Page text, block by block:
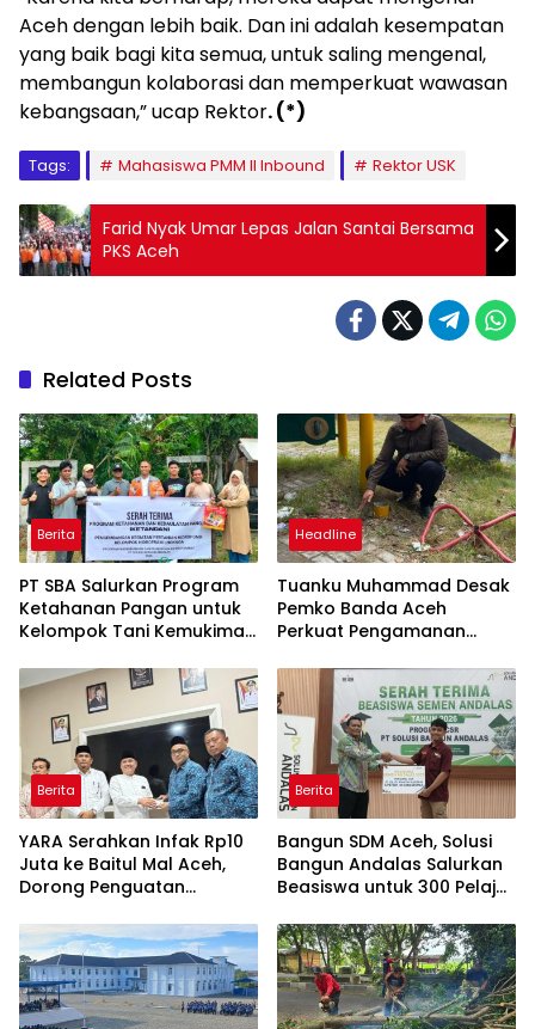
Aceh dengan lebih baik. Dan ini adalah kesempatan
yang baik bagi kita semua, untuk saling mengenal,
membangun kolaborasi dan memperkuat wawasan
kebangsaan,” ucap Rektor. (*)
Tags: Mahasiswa PMM II Inbound Rektor USK
Farid Nyak Umar Lepas Jalan Santai Bersama
PKS Aceh
Related Posts
Berita
PT SBA Salurkan Program
Ketahanan Pangan untuk
Kelompok Tani Kemukiman
Headline
Tuanku Muhammad Desak
Pemko Banda Aceh
Perkuat Pengamanan
Berita
YARA Serahkan Infak Rp10
Juta ke Baitul Mal Aceh,
Dorong Penguatan
Amanah
Berita
Bangun SDM Aceh, Solusi
Bangun Andalas Salurkan
Beasiswa untuk 300 Pelajar